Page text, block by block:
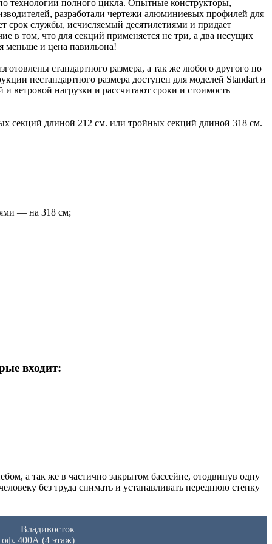
технологии полного цикла. Опытные конструкторы,
разработали чертежи алюминиевых профилей для
службы, исчисляемый десятилетиями и придает
в том, что для секций применяется не три, а два несущих
меньше и цена павильона!
стандартного размера, а так же любого другого по
нестандартного размера доступен для моделей Standart и
ветровой нагрузки и рассчитают сроки и стоимость
секций длиной 212 см. или тройных секций длиной 318 см.
— на 318 см;
входит:
а так же в частично закрытом бассейне, отодвинув одну
без труда снимать и устанавливать переднюю стенку
Владивосток
400А (4 этаж)